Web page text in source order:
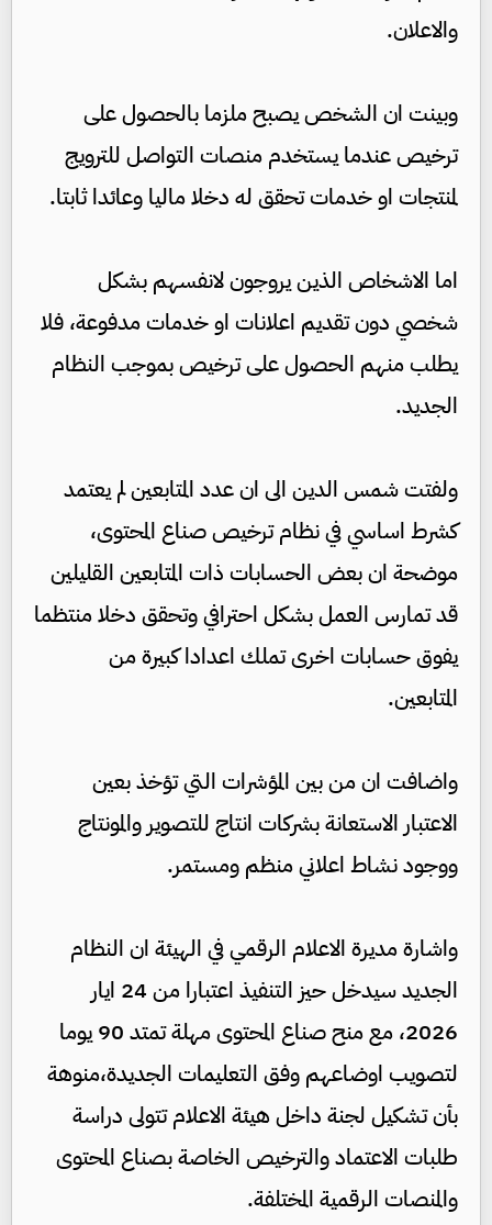
والاعلان.
وبينت ان الشخص يصبح ملزما بالحصول على
ترخيص عندما يستخدم منصات التواصل للترويج
لمنتجات او خدمات تحقق له دخلا ماليا وعائدا ثابتا.
اما الاشخاص الذين يروجون لانفسهم بشكل
شخصي دون تقديم اعلانات او خدمات مدفوعة، فلا
يطلب منهم الحصول على ترخيص بموجب النظام
الجديد.
ولفتت شمس الدين الى ان عدد المتابعين لم يعتمد
كشرط اساسي في نظام ترخيص صناع المحتوى،
موضحة ان بعض الحسابات ذات المتابعين القليلين
قد تمارس العمل بشكل احترافي وتحقق دخلا منتظما
يفوق حسابات اخرى تملك اعدادا كبيرة من
المتابعين.
واضافت ان من بين المؤشرات التي تؤخذ بعين
الاعتبار الاستعانة بشركات انتاج للتصوير والمونتاج
ووجود نشاط اعلاني منظم ومستمر.
واشارة مديرة الاعلام الرقمي في الهيئة ان النظام
الجديد سيدخل حيز التنفيذ اعتبارا من 24 ايار
2026، مع منح صناع المحتوى مهلة تمتد 90 يوما
لتصويب اوضاعهم وفق التعليمات الجديدة،منوهة
بأن تشكيل لجنة داخل هيئة الاعلام تتولى دراسة
طلبات الاعتماد والترخيص الخاصة بصناع المحتوى
والمنصات الرقمية المختلفة.